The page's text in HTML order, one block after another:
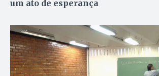
um ato de esperança